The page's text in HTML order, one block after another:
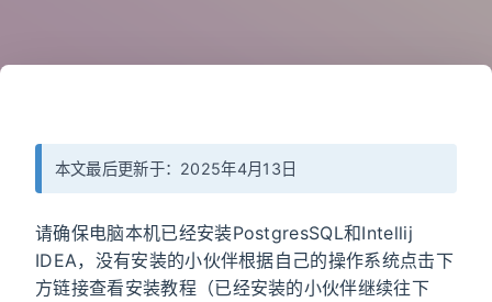
本文最后更新于：2025年4月13日
请确保电脑本机已经安装PostgresSQL和Intellij
IDEA，没有安装的小伙伴根据自己的操作系统点击下
方链接查看安装教程（已经安装的小伙伴继续往下